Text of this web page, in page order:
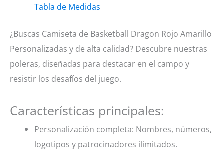
AmarilloTabla de Medidas
¿Buscas Camiseta de Basketball Dragon Rojo Amarillo
Personalizadas y de alta calidad? Descubre nuestras
poleras, diseñadas para destacar en el campo y
resistir los desafíos del juego.
Características principales:
Personalización completa: Nombres, números,
logotipos y patrocinadores ilimitados.